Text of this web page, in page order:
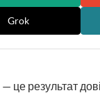
Grok
це результат